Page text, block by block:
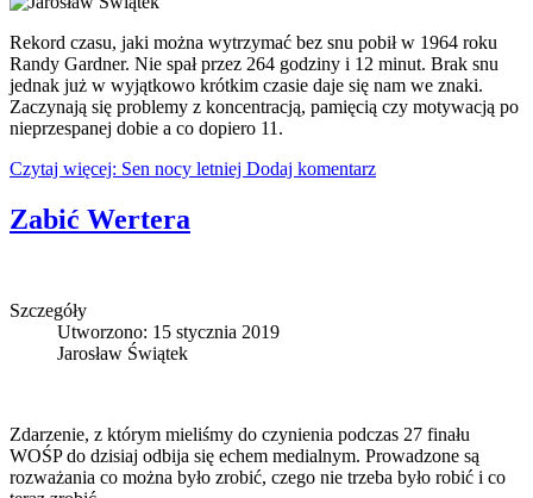
Rekord czasu, jaki można wytrzymać bez snu pobił w 1964 roku
Randy Gardner. Nie spał przez 264 godziny i 12 minut. Brak snu
jednak już w wyjątkowo krótkim czasie daje się nam we znaki.
Zaczynają się problemy z koncentracją, pamięcią czy motywacją po
nieprzespanej dobie a co dopiero 11.
Czytaj więcej: Sen nocy letniej Dodaj komentarz
Zabić Wertera
Szczegóły
Utworzono: 15 stycznia 2019
Jarosław Świątek
Zdarzenie, z którym mieliśmy do czynienia podczas 27 finału
WOŚP do dzisiaj odbija się echem medialnym. Prowadzone są
rozważania co można było zrobić, czego nie trzeba było robić i co